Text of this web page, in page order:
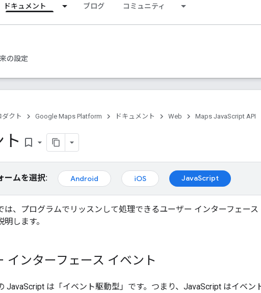
ドキュメント ブログ コミュニティ
の設定
ダクト Google Maps Platform ドキュメント Web Maps JavaScript API
bookmark_border
ームを選択: Android iOS JavaScript
は、プログラムでリッスンして処理できるユーザー インターフェー
明します。
インターフェース イベント
JavaScript は「イベント駆動型」です。つまり、JavaScript はイベン